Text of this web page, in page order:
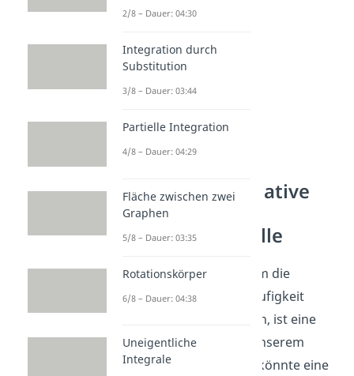
Absolute und relative
Häufigkeit:
Häufigkeitstabelle
Eine beliebte Variante, um die
absolute und relative Häufigkeit
übersichtlich darzustellen, ist eine
Häufigkeitstabelle
In unserem
Beispiel mit dem Würfel könnte eine
2/8 – Dauer: 04:30
Integration durch
Substitution
3/8 – Dauer: 03:44
Partielle Integration
4/8 – Dauer: 04:29
Fläche zwischen zwei
Graphen
5/8 – Dauer: 03:35
Rotationskörper
6/8 – Dauer: 04:38
Uneigentliche
Integrale